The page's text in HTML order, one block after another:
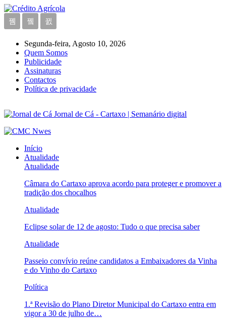
Segunda-feira, Agosto 10, 2026
Quem Somos
Publicidade
Assinaturas
Contactos
Política de privacidade
Jornal de Cá - Cartaxo | Semanário digital
Início
Atualidade
Atualidade
Câmara do Cartaxo aprova acordo para proteger e promover a
tradição dos chocalhos
Atualidade
Eclipse solar de 12 de agosto: Tudo o que precisa saber
Atualidade
Passeio convívio reúne candidatos a Embaixadores da Vinha
e do Vinho do Cartaxo
Política
1.ª Revisão do Plano Diretor Municipal do Cartaxo entra em
vigor a 30 de julho de…